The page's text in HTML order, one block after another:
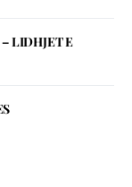
LIDHJET E